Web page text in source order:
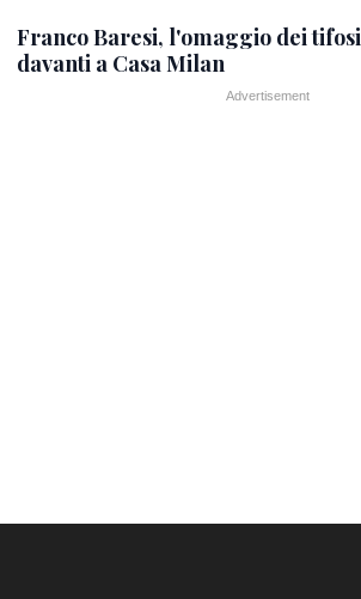
Franco Baresi, l'omaggio dei tifosi
davanti a Casa Milan